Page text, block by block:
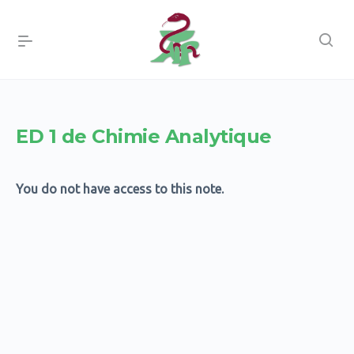
ED 1 de Chimie Analytique
You do not have access to this note.